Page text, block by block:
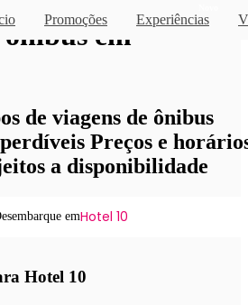
Promoções Experiências
em
de viagens de ônibus
Preços e
a disponibilidade
emHotel 10
Hotel 10